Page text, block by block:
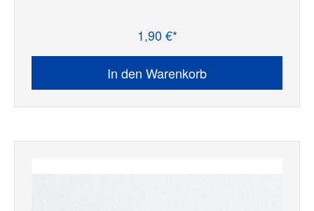
1,90 €*
In den Warenkorb